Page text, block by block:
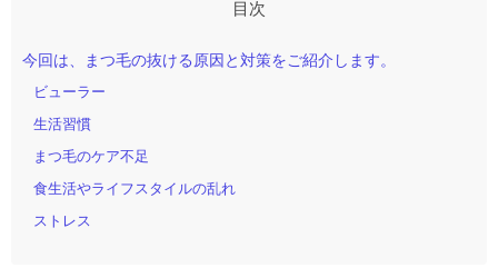
今回は、まつ毛の抜ける原因と対策をご紹介します。
ビューラー
生活習慣
まつ毛のケア不足
食生活やライフスタイルの乱れ
ストレス